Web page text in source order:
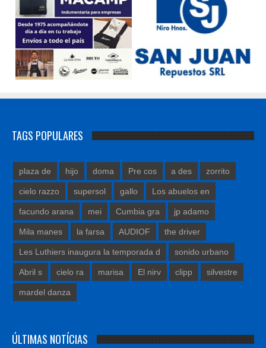
TAGS POPULARES
plaza de hijo doma Pre cos a des zorrito
cielo razzo supersol gallo Los abuelos en
facundo arana mei Cumbia gra jp adamo
Mila manes la farsa AUDIOF the driver
Les Luthiers inaugura la temporada d sonido urbano
Abril s cielo ra marisa El nirv clipp silvestre
mardel danza
ÚLTIMAS NOTÍCIAS